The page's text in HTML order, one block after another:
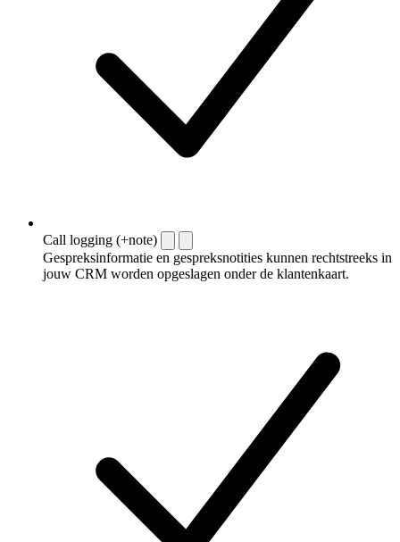
Call logging (+note)
Gespreksinformatie en gespreksnotities kunnen rechtstreeks in
jouw CRM worden opgeslagen onder de klantenkaart.